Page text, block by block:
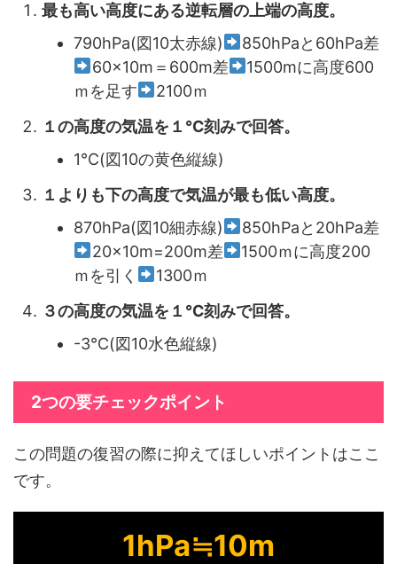
最も高い高度にある逆転層の上端の高度。
790hPa(図10太赤線)
850hPaと60hPa差
60×10m＝600m差
1500mに高度600
ｍを足す
2100ｍ
１の高度の気温を１℃刻みで回答。
1℃(図10の黄色縦線)
１よりも下の高度で気温が最も低い高度。
870hPa(図10細赤線)
850hPaと20hPa差
20×10m=200m差
1500ｍに高度200
ｍを引く
1300ｍ
３の高度の気温を１℃刻みで回答。
-3℃(図10水色縦線)
2つの要チェックポイント
この問題の復習の際に抑えてほしいポイントはここ
です。
1hPa≒10m